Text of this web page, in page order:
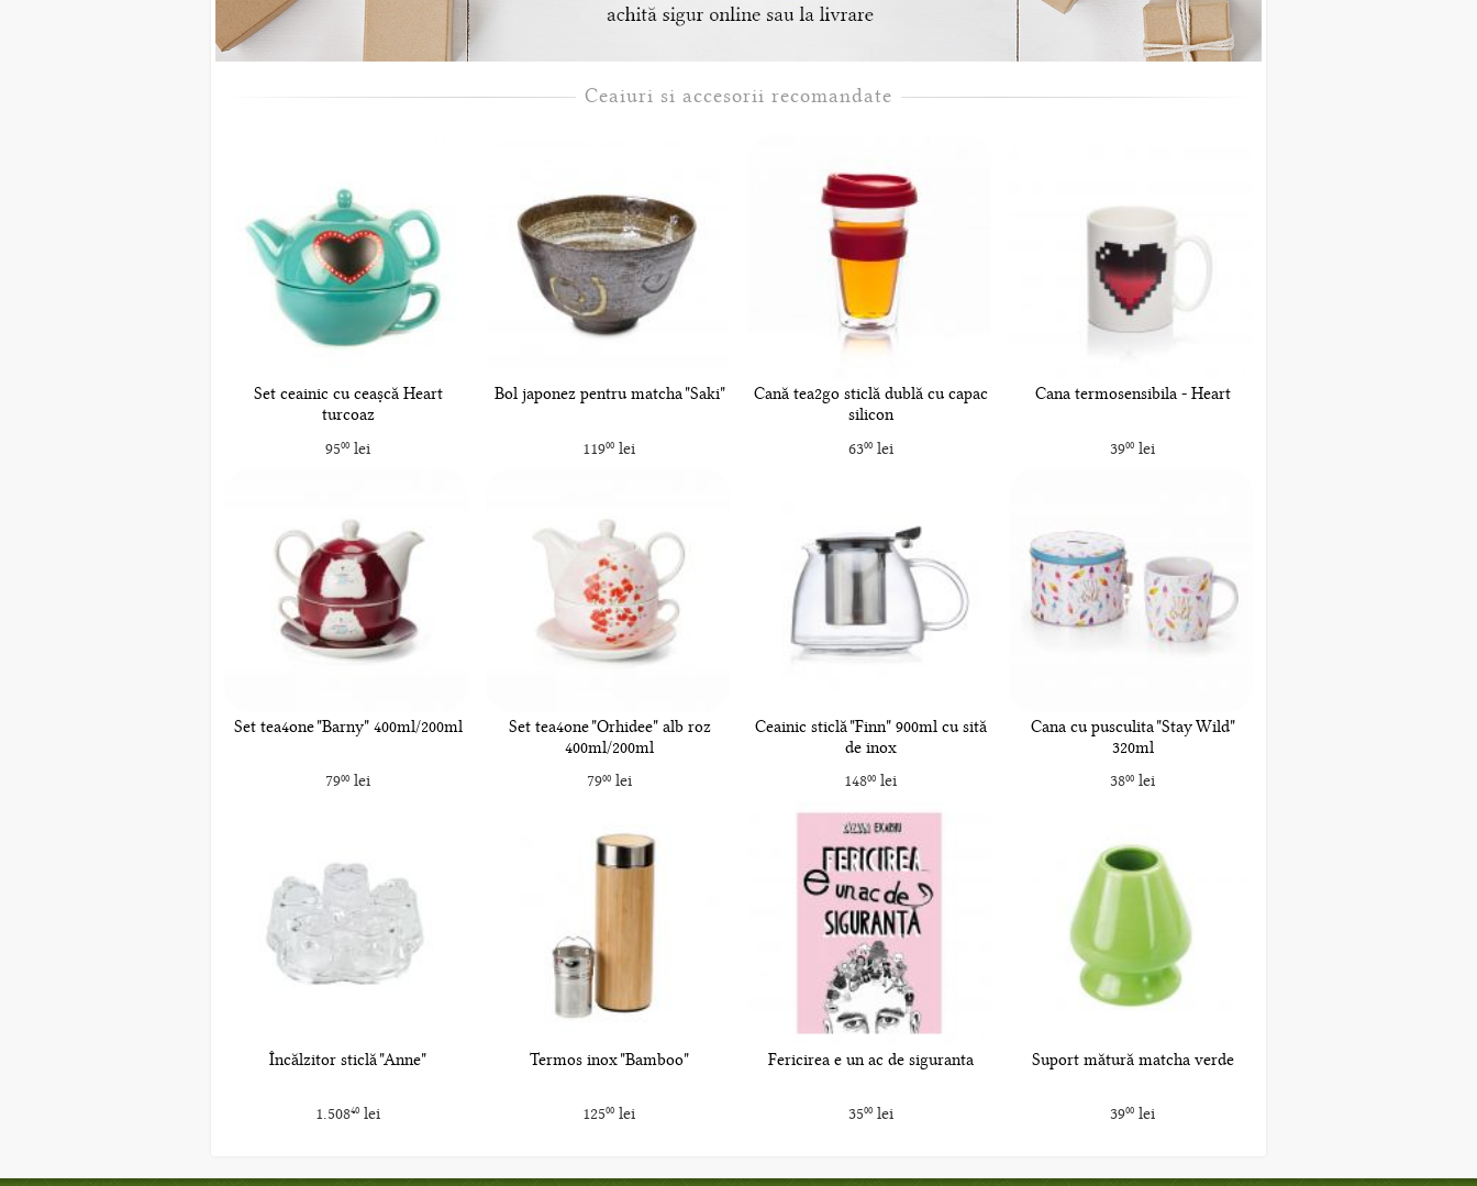
Ceaiuri si accesorii recomandate
Set ceainic cu ceașcă Heart
turcoaz
9500lei
Bol japonez pentru matcha "Saki"
11900 lei
Cană tea2go sticlă dublă cu capac
silicon
6300lei
Cana termosensibila - Heart
3900lei
Set tea4one "Barny" 400ml/200ml
7900lei
Set tea4one "Orhidee" alb roz
400ml/200ml
7900lei
Ceainic sticlă "Finn" 900ml cu sită
de inox
14800 lei
Cana cu pusculita "Stay Wild"
320ml
3800lei
Încălzitor sticlă "Anne"
1.50840lei
Termos inox "Bamboo"
12500 lei
Fericirea e un ac de siguranta
3500lei
Suport mătură matcha verde
3900lei